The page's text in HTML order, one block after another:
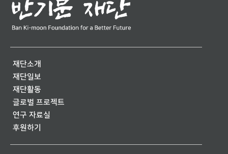
재단소개
재단일보
재단활동
글로벌 프로젝트
연구 자료실
후원하기